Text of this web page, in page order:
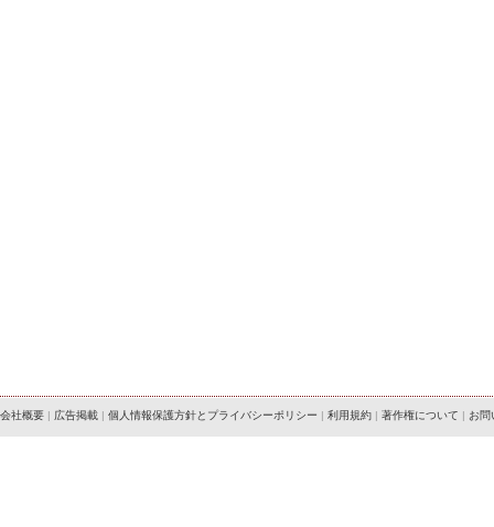
会社概要 | 広告掲載 | 個人情報保護方針とプライバシーポリシー | 利用規約 | 著作権について | お問